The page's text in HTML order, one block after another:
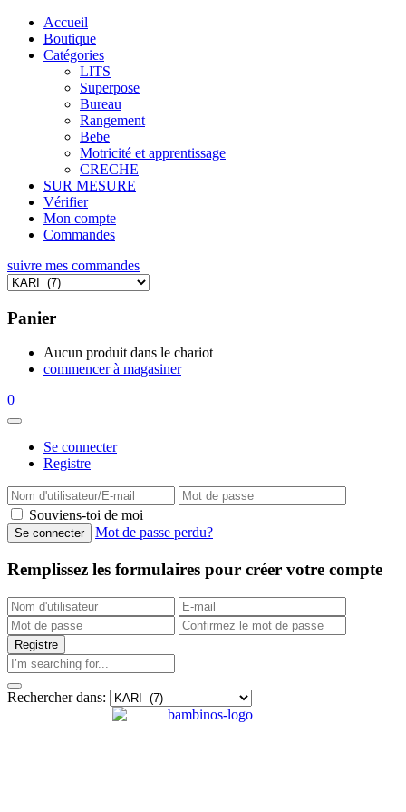
Accueil
Boutique
Catégories
LITS
Superpose
Bureau
Rangement
Bebe
Motricité et apprentissage
CRECHE
SUR MESURE
Vérifier
Mon compte
Commandes
suivre mes commandes
Panier
Aucun produit dans le chariot
commencer à magasiner
0
Se connecter
Registre
Souviens-toi de moi
Mot de passe perdu?
Remplissez les formulaires pour créer votre compte
Rechercher dans: